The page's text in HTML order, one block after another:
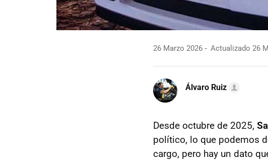
26 Marzo 2026 Actualizado 26
Álvaro Ruiz
Desde octubre de 2025,
político, lo que podemos
cargo, pero hay un dato